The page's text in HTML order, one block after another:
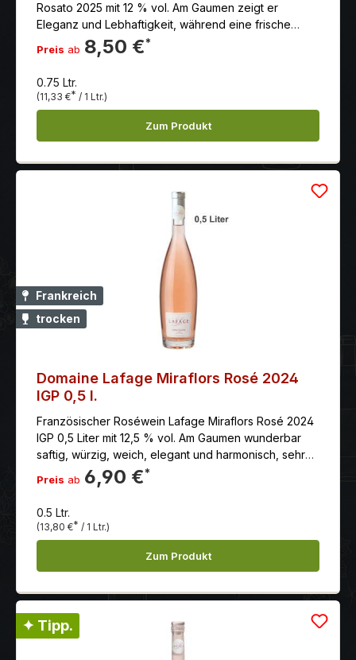
Rosato 2025 mit 12 % vol. Am Gaumen zeigt er
Eleganz und Lebhaftigkeit, während eine frische
Säure das Geschmacksbild harmonisch abrundet.
Dieser Wein spiegelt die Vielfalt Sardiniens wider und
Preis ab 8,50 €*
0.75 Ltr.
(11,33 €* / 1 Ltr.)
Zum Produkt
Frankreich
trocken
Domaine Lafage Miraflors Rosé 2024
IGP 0,5 l.
Französischer Roséwein Lafage Miraflors Rosé 2024
IGP 0,5 Liter mit 12,5 % vol. Am Gaumen wunderbar
saftig, würzig, weich, elegant und harmonisch, sehr
lebendig mit rundem Finale. Der Rosé leuchtet mit
einer herrlich rosa schimmernden Farbe und brillanten
frisch aufgeschnittenen Erdbeeren, Brombeeren,
einem Hauch frischer Kräuter. Am Gaumen wunderbar
saftig, würzig, weich, elegant und harmonisch, sehr
lebendig mit rundem Finale. Passt ausgezeichnet zu
Ratatouille und Paella.
Preis ab 6,90 €*
0.5 Ltr.
(13,80 €* / 1 Ltr.)
Zum Produkt
✦ Tipp.